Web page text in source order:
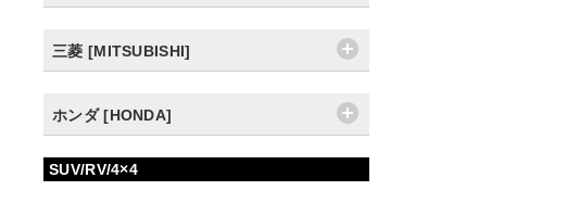
三菱 [MITSUBISHI]
ホンダ [HONDA]
SUV/RV/4×4